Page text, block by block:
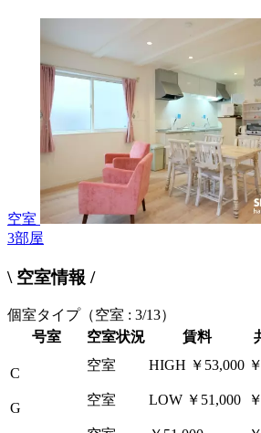
空室
3部屋
\ 空室情報 /
個室タイプ（空室 : 3/13）
号室
空室状況 賃料
C
空室 HIGH ￥53,000
G
空室 LOW ￥51,000